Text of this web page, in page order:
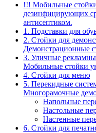
!!! Мобильные
дезинфицирующих
антисептиком.
1. Подставки для
2. Стойки для
Демонстрационные
3. Уличные
Мобильные стойки
4. Стойки для меню
5. Перекидные
Многорамочные
Напольные
Настольные
Настенные
6. Стойки для